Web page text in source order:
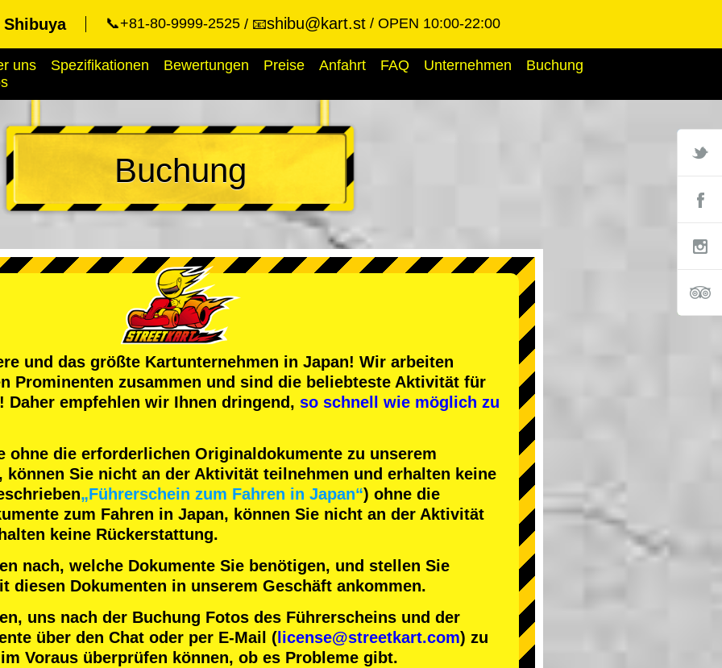
📞+81-80-9999-2525 📧shibu@kart.st OPEN 10:00-22:00
uns Spezifikationen Bewertungen Preise Anfahrt FAQ Unternehmen
Buchung
Buchung
und das größte Kartunternehmen in Japan! Wir arbeiten
Prominenten zusammen und sind die beliebteste Aktivität für
Daher empfehlen wir Ihnen dringend, so schnell wie möglich zu
ohne die erforderlichen Originaldokumente zu unserem
können Sie nicht an der Aktivität teilnehmen und erhalten keine
„Führerschein zum Fahren in Japan“) ohne die
zum Fahren in Japan, können Sie nicht an der Aktivität
keine Rückerstattung.
nach, welche Dokumente Sie benötigen, und stellen Sie
diesen Dokumenten in unserem Geschäft ankommen.
uns nach der Buchung Fotos des Führerscheins und der
über den Chat oder per E-Mail ( license@streetkart.com) zu
Voraus überprüfen können, ob es Probleme gibt.